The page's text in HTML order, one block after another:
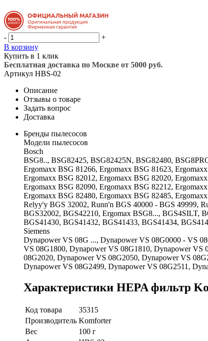
-
+
В корзину
Купить в 1 клик
Бесплатная доставка по Москве от 5000 руб.
Артикул HBS-02
Описание
Отзывы о товаре
Задать вопрос
Доставка
Бренды пылесосов
Модели пылесосов
Bosch
BSG8.., BSG82425, BSG82425N, BSG82480,
Ergomaxx BSG 81266, Ergomaxx BSG 81623,
Ergomaxx BSG 82012, Ergomaxx BSG 82020,
Ergomaxx BSG 82090, Ergomaxx BSG 82212,
Ergomaxx BSG 82480, Ergomaxx BSG 82485,
Relyy'y BGS 32002, Runn'n BGS 40000 - BGS 49999,
BGS32002, BGS42210, Ergomax BSG8..., BGS4SILT,
BGS41430, BGS41432, BGS41433, BGS41434,
Siemens
Dynapower VS 08G ..., Dynapower VS 08G0000 - VS
VS 08G1800, Dynapower VS 08G1810, Dynapower
08G2020, Dynapower VS 08G2050, Dynapower VS
Dynapower VS 08G2499, Dynapower VS 08G2511,
Характеристики HEPA фильтр
Код товара
35315
Производитель Komforter
Вес
100 г